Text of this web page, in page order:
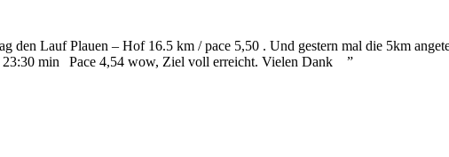
den Lauf Plauen – Hof 16.5 km / pace 5,50 . Und gestern mal die 5km
min
Pace 4,54 wow, Ziel voll erreicht. Vielen Dank